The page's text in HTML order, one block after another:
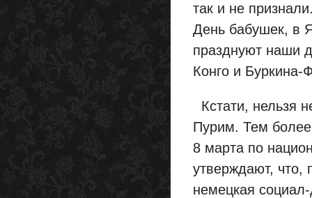
так и не
День бабушек, в
празднуют наши
Конго и Буркина-
Кстати, нельзя
Пурим. Тем более
8 марта по
утверждают, что,
немецкая